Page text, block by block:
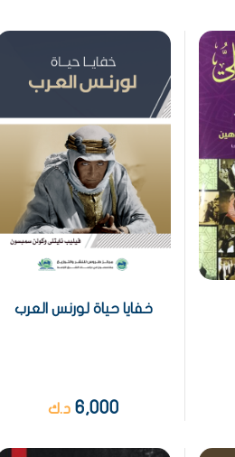
خفايا حياة لورنس العرب
6,000 د.ك